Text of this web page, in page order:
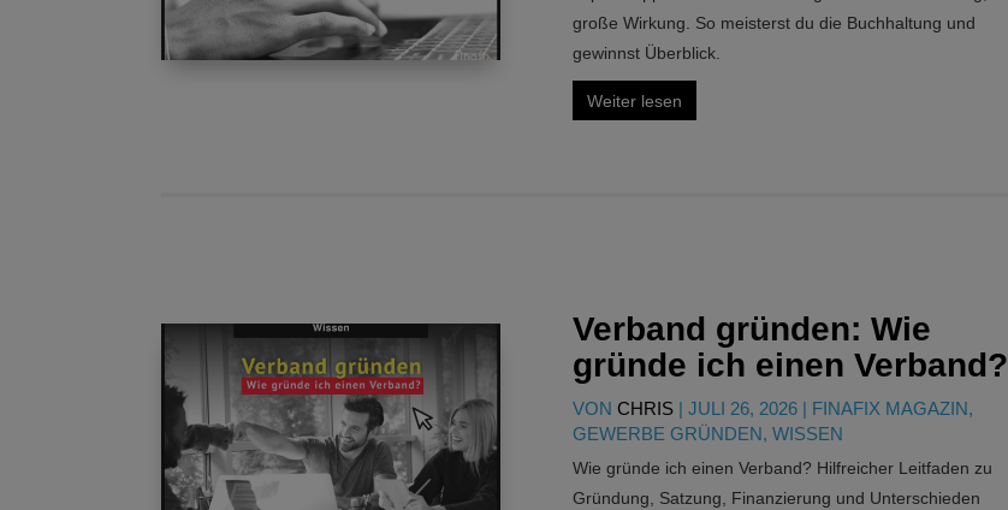
große Wirkung. So meisterst du die Buchhaltung und
gewinnst Überblick.
Weiter lesen
Verband gründen: Wie
gründe ich einen Verband?
VON CHRIS| JULI 26, 2026| FINAFIX MAGAZIN,
GEWERBE GRÜNDEN, WISSEN
Wie gründe ich einen Verband? Hilfreicher Leitfaden zu
Gründung, Satzung, Finanzierung und Unterschieden